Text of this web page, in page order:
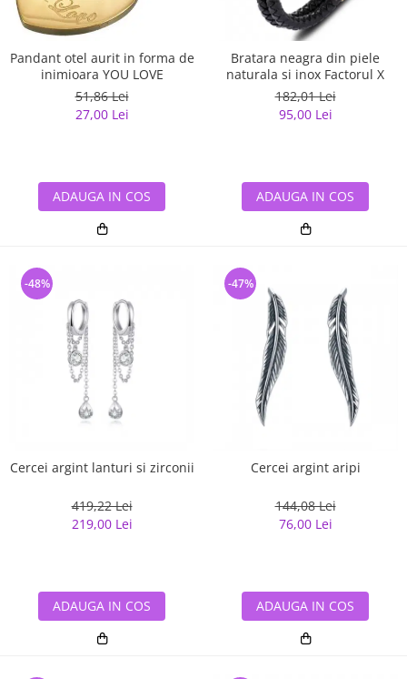
Pandant otel aurit in forma de
inimioara YOU LOVE
51,86 Lei
27,00 Lei
ADAUGA IN COS
Bratara neagra din piele
naturala si inox Factorul X
182,01 Lei
95,00 Lei
ADAUGA IN COS
Cercei argint lanturi si zirconii
419,22 Lei
219,00 Lei
-48%
ADAUGA IN COS
Cercei argint aripi
144,08 Lei
76,00 Lei
-47%
ADAUGA IN COS